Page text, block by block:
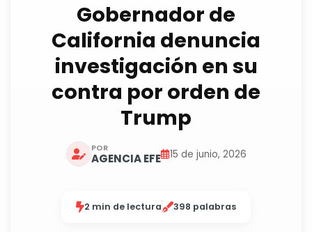
Gobernador de
California denuncia
investigación en su
contra por orden de
Trump
POR
AGENCIA EFE 15 de junio, 2026
2 min de lectura 398 palabras